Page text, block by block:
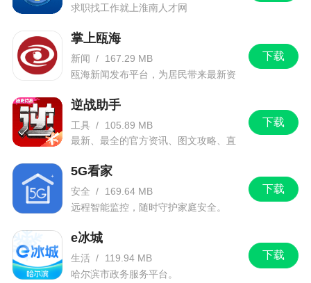
多样化布局，阅读不厌倦
求职找工作就上淮南人才网
下载
掌上瓯海
新闻 /
167.29 MB
瓯海新闻发布平台，为居民带来最新资
下载
逆战助手
工具 /
105.89 MB
最新、最全的官方资讯、图文攻略、直
下载
5G看家
安全 /
169.64 MB
远程智能监控，随时守护家庭安全。
下载
e冰城
生活 /
119.94 MB
哈尔滨市政务服务平台。